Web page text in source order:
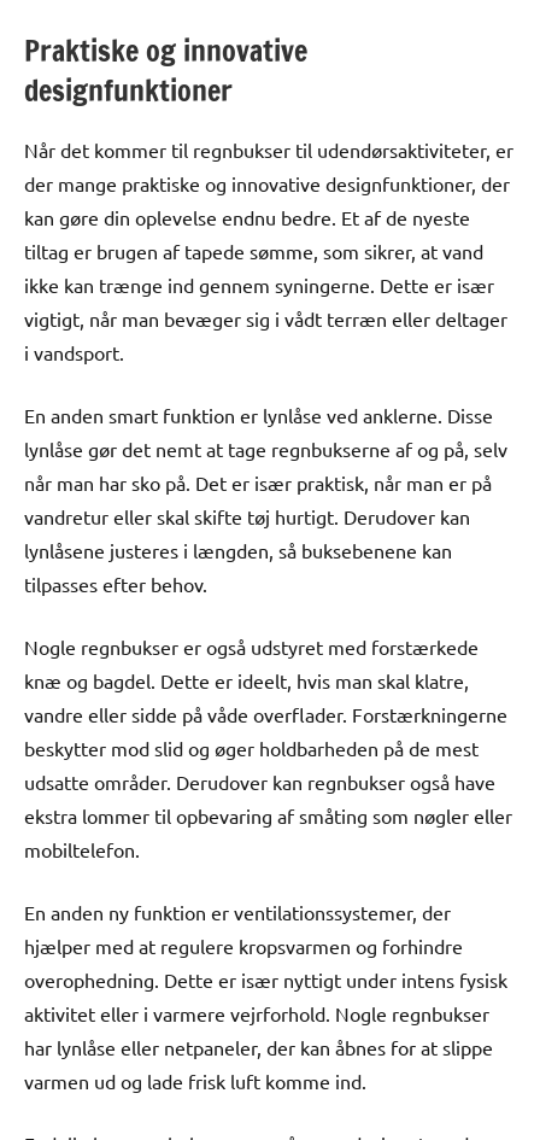
Praktiske og innovative
designfunktioner
Når det kommer til regnbukser til udendørsaktiviteter, er
der mange praktiske og innovative designfunktioner, der
kan gøre din oplevelse endnu bedre. Et af de nyeste
tiltag er brugen af tapede sømme, som sikrer, at vand
ikke kan trænge ind gennem syningerne. Dette er især
vigtigt, når man bevæger sig i vådt terræn eller deltager
i vandsport.
En anden smart funktion er lynlåse ved anklerne. Disse
lynlåse gør det nemt at tage regnbukserne af og på, selv
når man har sko på. Det er især praktisk, når man er på
vandretur eller skal skifte tøj hurtigt. Derudover kan
lynlåsene justeres i længden, så buksebenene kan
tilpasses efter behov.
Nogle regnbukser er også udstyret med forstærkede
knæ og bagdel. Dette er ideelt, hvis man skal klatre,
vandre eller sidde på våde overflader. Forstærkningerne
beskytter mod slid og øger holdbarheden på de mest
udsatte områder. Derudover kan regnbukser også have
ekstra lommer til opbevaring af småting som nøgler eller
mobiltelefon.
En anden ny funktion er ventilationssystemer, der
hjælper med at regulere kropsvarmen og forhindre
overophedning. Dette er især nyttigt under intens fysisk
aktivitet eller i varmere vejrforhold. Nogle regnbukser
har lynlåse eller netpaneler, der kan åbnes for at slippe
varmen ud og lade frisk luft komme ind.